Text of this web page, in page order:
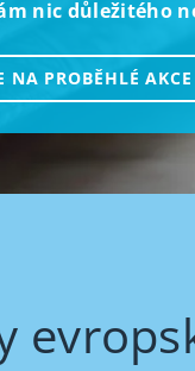
nic důležitého
NA PROBĚHLÉ AKCE